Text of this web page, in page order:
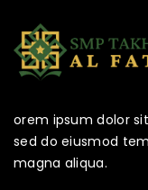
orem ipsum dolor
sed do eiusmod
magna aliqua.